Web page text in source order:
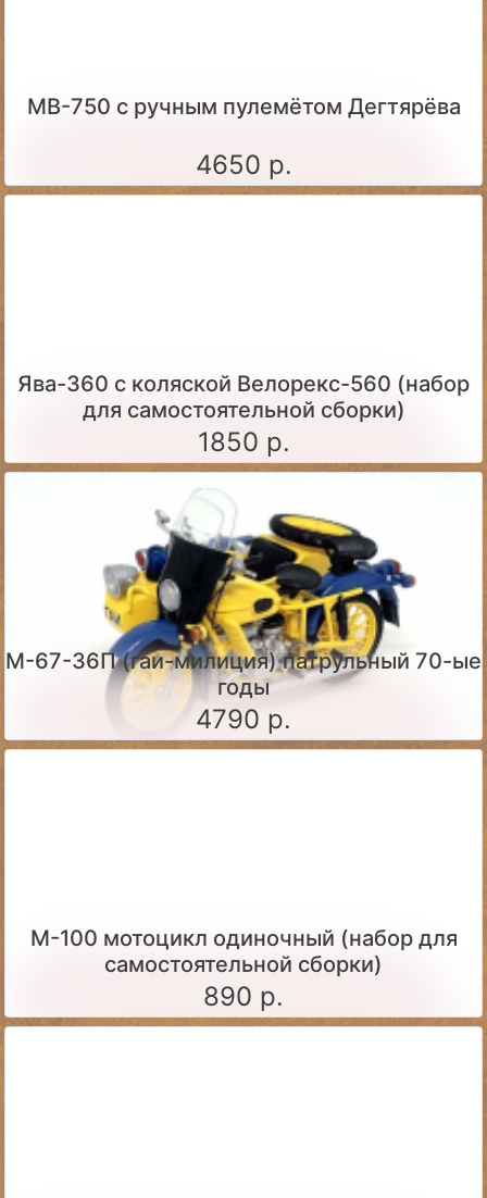
МВ-750 с ручным пулемётом Дегтярёва
4650 р.
Ява-360 c коляской Велорекс-560 (набор
для самостоятельной сборки)
1850 р.
М-67-36П (гаи-милиция) патрульный 70-ые
годы
4790 р.
М-100 мотоцикл одиночный (набор для
самостоятельной сборки)
890 р.